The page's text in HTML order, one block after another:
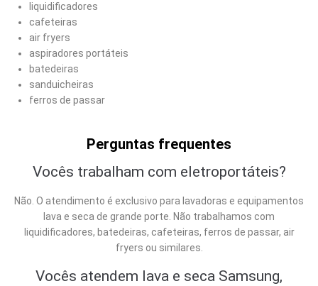
liquidificadores
cafeteiras
air fryers
aspiradores portáteis
batedeiras
sanduicheiras
ferros de passar
Perguntas frequentes
Vocês trabalham com eletroportáteis?
Não. O atendimento é exclusivo para lavadoras e equipamentos
lava e seca de grande porte. Não trabalhamos com
liquidificadores, batedeiras, cafeteiras, ferros de passar, air
fryers ou similares.
Vocês atendem lava e seca Samsung,